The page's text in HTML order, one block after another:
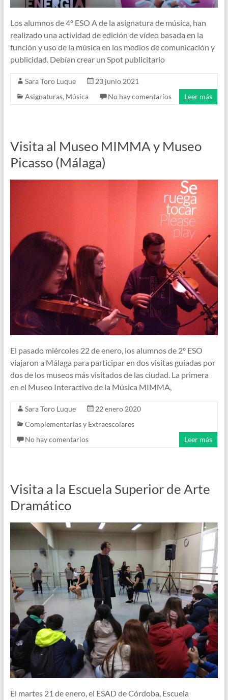
Los alumnos de 4º ESO A de la asignatura de música, han
realizado una actividad de edición de vídeo basada en la
función y uso de la música en los medios de comunicación y
publicidad. Debían crear un Spot publicitario
Sara Toro Luque
23 junio 2021
Asignaturas, Música No hay comentarios Leer más
Visita al Museo MIMMA y Museo
Picasso (Málaga)
El pasado miércoles 22 de enero, los alumnos de 2º ESO
viajaron a Málaga para participar en dos visitas guiadas por
dos de los museos más visitados de las ciudad. La primera
en el Museo Interactivo de la Música MIMMA,
Sara Toro Luque
22 enero 2020
Complementarias y Extraescolares
No hay comentarios
Leer más
Visita a la Escuela Superior de Arte
Dramático
El martes 21 de enero, el ESAD de Córdoba, Escuela